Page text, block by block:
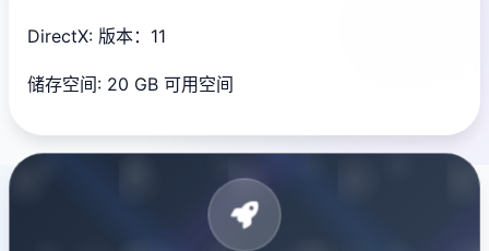
DirectX: 版本：11
储存空间: 20 GB 可用空间